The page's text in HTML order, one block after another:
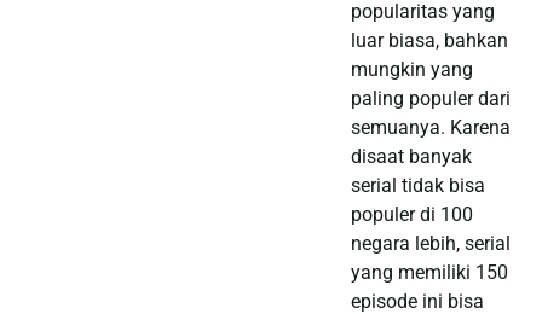
popularitas yang
luar biasa, bahkan
mungkin yang
paling populer dari
semuanya. Karena
disaat banyak
serial tidak bisa
populer di 100
negara lebih, serial
yang memiliki 150
episode ini bisa